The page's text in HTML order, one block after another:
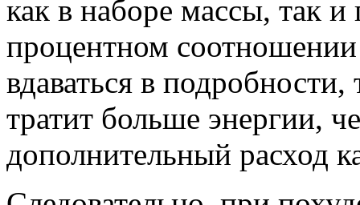
как в наборе массы, так
процентном
вдаваться в
тратит больше энергии,
дополнительный расход